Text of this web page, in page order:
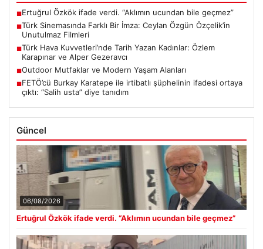
■Ertuğrul Özkök ifade verdi. “Aklımın ucundan bile geçmez”
■Türk Sinemasında Farklı Bir İmza: Ceylan Özgün Özçelik’in
Unutulmaz Filmleri
■Türk Hava Kuvvetleri’nde Tarih Yazan Kadınlar: Özlem
Karapınar ve Alper Gezeravcı
■Outdoor Mutfaklar ve Modern Yaşam Alanları
■FETÖ’cü Burkay Karatepe ile irtibatlı şüphelinin ifadesi ortaya
çıktı: “Salih usta” diye tanıdım
Güncel
06/08/2026
Ertuğrul Özkök ifade verdi. “Aklımın ucundan bile geçmez”